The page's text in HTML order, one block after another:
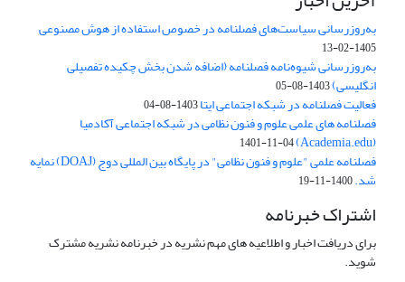
به‌روزرسانی سیاست‌های فصلنامه در خصوص استفاده از هوش مصنوعی
1405-02-13
به‌روزرسانی شیوه‌نامه فصلنامه (اضافه شدن بخش چکیده تفصیلی
انگلیسی)1403-08-05
فعالیت فصلنامه در شبکه اجتماعی ایتا1403-08-04
فصلنامه های علمی علوم و فنون نظامی در شبکه اجتماعی آکادمیا
(Academia.edu)
1401-11-04
فصلنامه علمی "علوم و فنون نظامی" در پایگاه بین المللی دوج (DOAJ) نمایه
شد.1400-11-19
اشتراک خبرنامه
برای دریافت اخبار و اطلاعیه های مهم نشریه در خبرنامه نشریه مشترک
شوید.